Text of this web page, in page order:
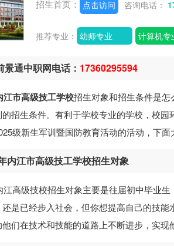
招生首页： 点击访问 咨询电话：
推荐专业： 幼师专业 计算机专
景通中职网电话： 17360295594
江市高级技工学校招生对象和招生条件是
招生条件。有利于学校专业的学校，校
级新生军训暨国防教育活动的活动，下面
内江市高级技工学校招生对象
江高级技校招生对象主要是往届初中毕业
是已经步入社会，但你想提高自己的技
们在技术和技能的道路上不断进步，实现